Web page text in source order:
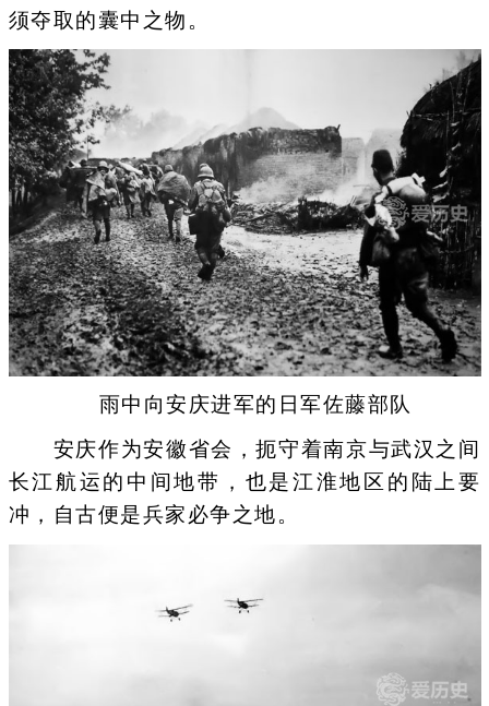
须夺取的囊中之物。
雨中向安庆进军的日军佐藤部队
安庆作为安徽省会，扼守着南京与武汉之间
长江航运的中间地带，也是江淮地区的陆上要
冲，自古便是兵家必争之地。